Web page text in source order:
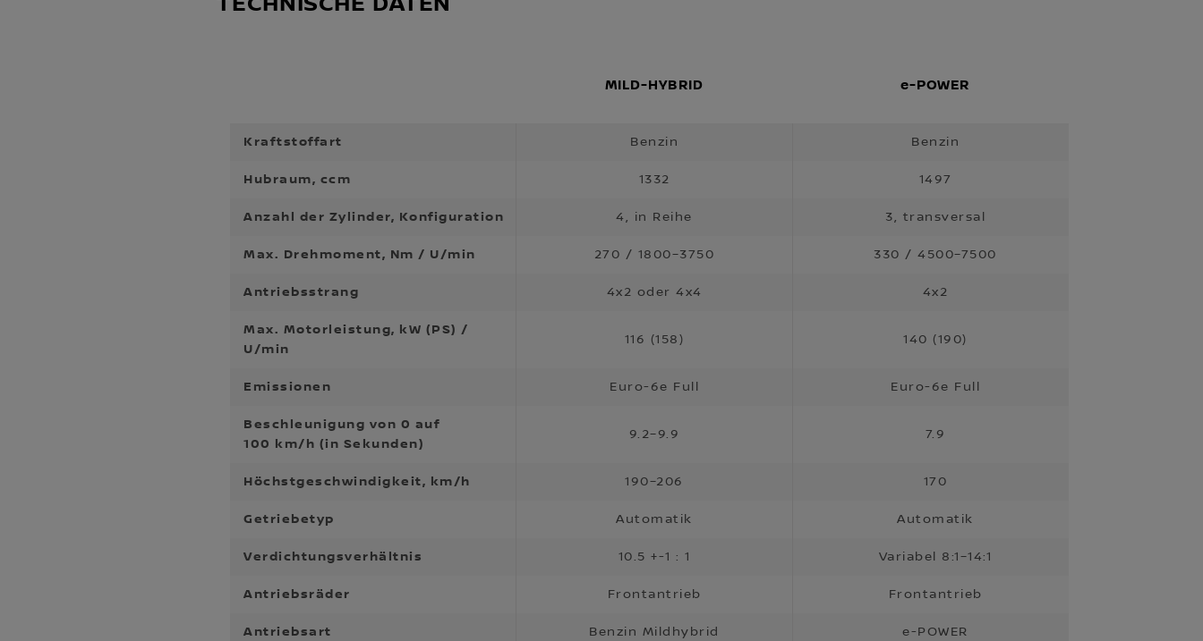
MILD-HYBRID e-POWER
Kraftstoffart Benzin Benzin
Hubraum, ccm 1332 1497
Anzahl der Zylinder, Konfiguration 4, in Reihe 3, transversal
Max. Drehmoment, Nm / U/min 270 / 1800–3750 330 / 4500–7500
Antriebsstrang 4x2 oder 4x4 4x2
Max. Motorleistung, kW (PS) /
U/min
116 (158) 140 (190)
Emissionen Euro-6e Full Euro-6e Full
Beschleunigung von 0 auf
100 km/h (in Sekunden)
9.2–9.9 7.9
Höchstgeschwindigkeit, km/h 190–206 170
Getriebetyp Automatik Automatik
Verdichtungsverhältnis 10.5 +-1 : 1 Variabel 8:1–14:1
Antriebsräder Frontantrieb Frontantrieb
Antriebsart Benzin Mildhybrid e-POWER